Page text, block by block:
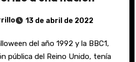
13 de abril de 2022
pública del Reino Unido, tenía